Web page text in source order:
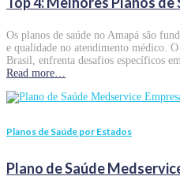
Os planos de saúde no Amapá são
e qualidade no atendimento médico.
Brasil, enfrenta desafios específicos
Read more…
Planos de Saúde por Estados
Plano de Saúde